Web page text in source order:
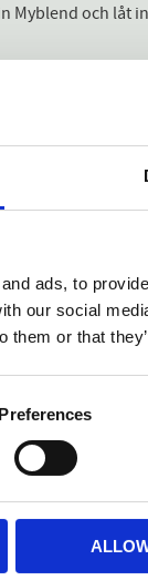
ads, to
our social
them or that
Preferences
Myblend och